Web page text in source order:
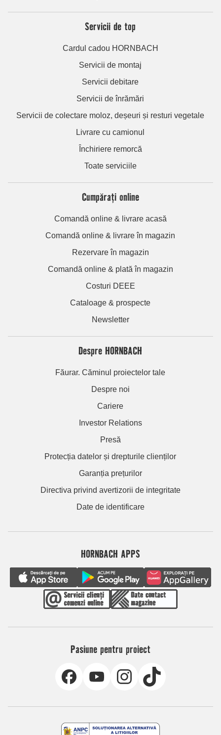
Servicii de top
Cardul cadou HORNBACH
Servicii de montaj
Servicii debitare
Servicii de înrămări
Servicii de colectare moloz, deșeuri și resturi vegetale
Livrare cu camionul
Închiriere remorcă
Toate serviciile
Cumpărați online
Comandă online & livrare acasă
Comandă online & livrare în magazin
Rezervare în magazin
Comandă online & plată în magazin
Costuri DEEE
Cataloage & prospecte
Newsletter
Despre HORNBACH
Făurar. Căminul proiectelor tale
Despre noi
Cariere
Investor Relations
Presă
Protecția datelor și drepturile clienților
Garanția prețurilor
Directiva privind avertizorii de integritate
Date de identificare
HORNBACH APPS
Pasiune pentru proiect